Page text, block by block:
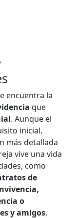
encuentra la
que
. Aunque el
inicial,
más detallada
vive una vida
como
de
o
y amigos,